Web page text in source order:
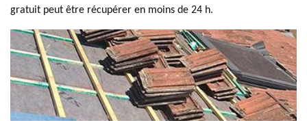
gratuit peut être récupérer en moins de 24 h.